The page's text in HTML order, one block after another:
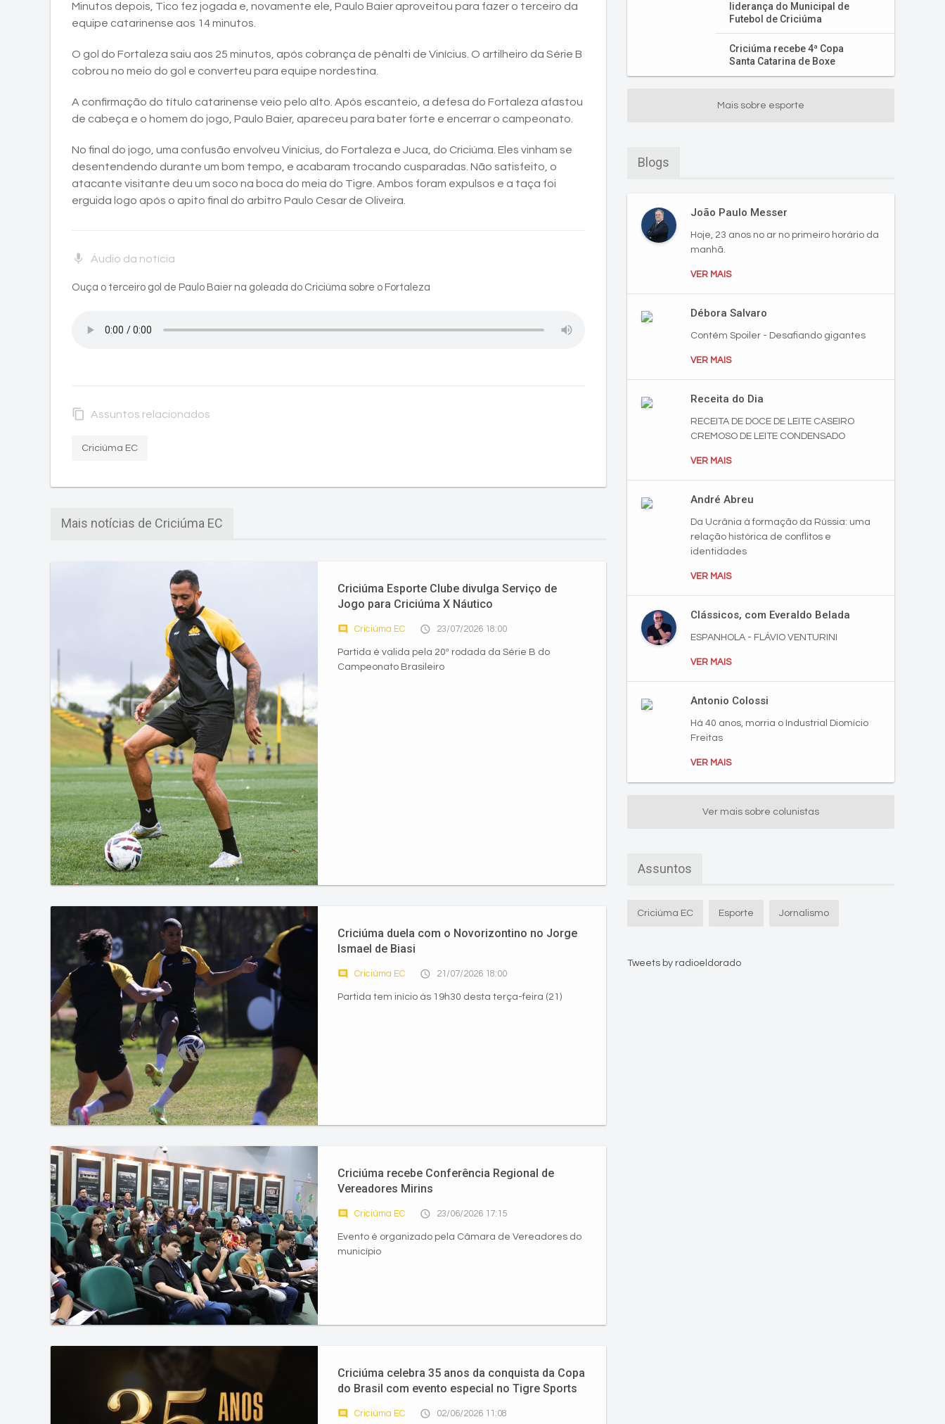
Minutos depois, Tico fez jogada e, novamente ele, Paulo Baier aproveitou para fazer o terceiro da
equipe catarinense aos 14 minutos.
O gol do Fortaleza saiu aos 25 minutos, após cobrança de pênalti de Vinícius. O artilheiro da Série B
cobrou no meio do gol e converteu para equipe nordestina.
A confirmação do título catarinense veio pelo alto. Após escanteio, a defesa do Fortaleza afastou
de cabeça e o homem do jogo, Paulo Baier, apareceu para bater forte e encerrar o campeonato.
No final do jogo, uma confusão envolveu Vinícius, do Fortaleza e Juca, do Criciúma. Eles vinham se
desentendendo durante um bom tempo, e acabaram trocando cusparadas. Não satisfeito, o
atacante visitante deu um soco na boca do meia do Tigre. Ambos foram expulsos e a taça foi
erguida logo após o apito final do arbitro Paulo Cesar de Oliveira.
mic Áudio da notícia
Ouça o terceiro gol de Paulo Baier na goleada do Criciúma sobre o Fortaleza
content_copy Assuntos relacionados
Criciúma EC
Mais notícias de Criciúma EC
Criciúma Esporte Clube divulga Serviço de
Jogo para Criciúma X Náutico
comment Criciúma EC access_time 23/07/2026 18:00
Partida é valida pela 20ª rodada da Série B do
Campeonato Brasileiro
Criciúma duela com o Novorizontino no Jorge
Ismael de Biasi
comment Criciúma EC access_time 21/07/2026 18:00
Partida tem início às 19h30 desta terça-feira (21)
Criciúma recebe Conferência Regional de
Vereadores Mirins
comment Criciúma EC access_time 23/06/2026 17:15
Evento é organizado pela Câmara de Vereadores do
município
Criciúma celebra 35 anos da conquista da Copa
do Brasil com evento especial no Tigre Sports
comment Criciúma EC access_time 02/06/2026 11:08
liderança do Municipal de
Futebol de Criciúma
Criciúma recebe 4ª Copa
Santa Catarina de Boxe
Mais sobre esporte
Blogs
João Paulo Messer
Hoje, 23 anos no ar no primeiro horário da
manhã.
VER MAIS
Débora Salvaro
Contém Spoiler - Desafiando gigantes
VER MAIS
Receita do Dia
RECEITA DE DOCE DE LEITE CASEIRO
CREMOSO DE LEITE CONDENSADO
VER MAIS
André Abreu
Da Ucrânia à formação da Rússia: uma
relação histórica de conflitos e
identidades
VER MAIS
Clássicos, com Everaldo Belada
ESPANHOLA - FLÁVIO VENTURINI
VER MAIS
Antonio Colossi
Há 40 anos, morria o Industrial Diomício
Freitas
VER MAIS
Ver mais sobre colunistas
Assuntos
Criciúma EC Esporte Jornalismo
Tweets by radioeldorado